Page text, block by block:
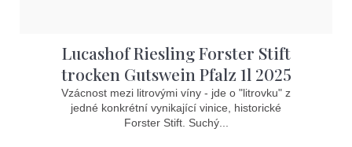
Lucashof Riesling Forster Stift
trocken Gutswein Pfalz 1l 2025
Vzácnost mezi litrovými víny - jde o "litrovku" z
jedné konkrétní vynikající vinice, historické
Forster Stift. Suchý...